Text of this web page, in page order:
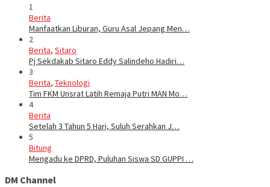
1
Berita
Manfaatkan Liburan, Guru Asal Jepang Men…
2
Berita, Sitaro
Pj Sekdakab Sitaro Eddy Salindeho Hadiri…
3
Berita, Teknologi
Tim FKM Unsrat Latih Remaja Putri MAN Mo…
4
Berita
Setelah 3 Tahun 5 Hari, Suluh Serahkan J…
5
Bitung
Mengadu ke DPRD, Puluhan Siswa SD GUPPI …
DM Channel